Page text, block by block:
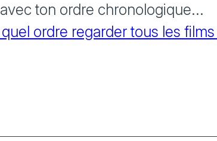
ton ordre chronologique...
ordre regarder tous les